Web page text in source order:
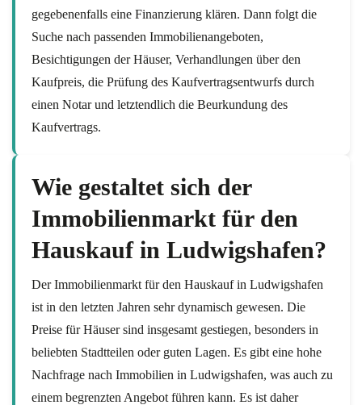
gegebenenfalls eine Finanzierung klären. Dann folgt die
Suche nach passenden Immobilienangeboten,
Besichtigungen der Häuser, Verhandlungen über den
Kaufpreis, die Prüfung des Kaufvertragsentwurfs durch
einen Notar und letztendlich die Beurkundung des
Kaufvertrags.
Wie gestaltet sich der
Immobilienmarkt für den
Hauskauf in Ludwigshafen?
Der Immobilienmarkt für den Hauskauf in Ludwigshafen
ist in den letzten Jahren sehr dynamisch gewesen. Die
Preise für Häuser sind insgesamt gestiegen, besonders in
beliebten Stadtteilen oder guten Lagen. Es gibt eine hohe
Nachfrage nach Immobilien in Ludwigshafen, was auch zu
einem begrenzten Angebot führen kann. Es ist daher